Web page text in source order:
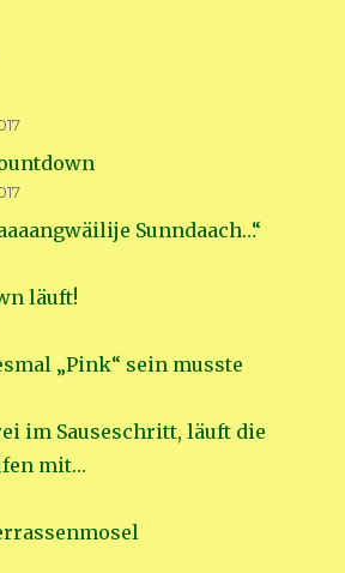
Sunndaach…“
läuft!
„Pink“ sein musste
im Sauseschritt, läuft die
mit…